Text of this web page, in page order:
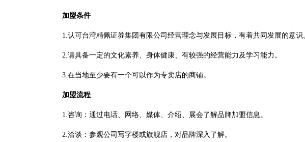
加盟条件
1.认可台湾精佩证券集团有限公司经营理念与发展目标，有着共同发展的意识
2.请具备一定的文化素养、身体健康、有较强的经营能力及学习能力。
3.在当地至少要有一个可以作为专卖店的商铺。
加盟流程
1.咨询：通过电话、网络、媒体、介绍、展会了解品牌加盟信息。
2.洽谈：参观公司写字楼或旗舰店，对品牌深入了解。